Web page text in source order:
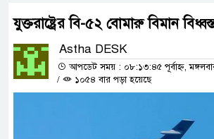
যুক্তরাষ্ট্রের বি-৫২ বোমারু বিমান
Astha DESK
আপডেট সময় : ০৮:১৩:৪৫ পূর্বাহ্ন,
/
১০৫৪ বার পড়া হয়েছে